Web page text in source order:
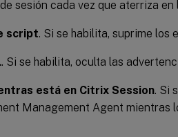
sesión cada vez que aterriza
script. Si se habilita, suprime los
. Si se habilita, oculta las
está en Citrix Session. Si
Management Agent mientras